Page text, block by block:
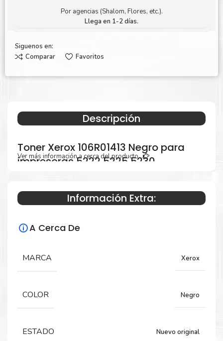
Por agencias (Shalom, Flores, etc.).
Llega en 1-2 días.
Siguenos en:
Comparar
Favoritos
Descripción
Toner Xerox 106R01413 Negro para
impresoras 5222 5225 5230
Especificaciones Técnicas
Para impresoras:
5222, 5225, 5230.
Ver más información a cerca del producto...
Información Extra:
A Cerca De
MARCA Xerox
COLOR Negro
ESTADO Nuevo original